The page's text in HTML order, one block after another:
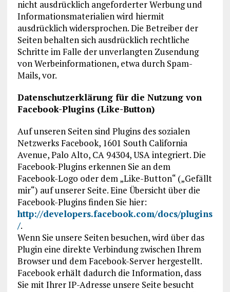
nicht ausdrücklich angeforderter Werbung und
Informationsmaterialien wird hiermit
ausdrücklich widersprochen. Die Betreiber der
Seiten behalten sich ausdrücklich rechtliche
Schritte im Falle der unverlangten Zusendung
von Werbeinformationen, etwa durch Spam-
Mails, vor.
Datenschutzerklärung für die Nutzung von
Facebook-Plugins (Like-Button)
Auf unseren Seiten sind Plugins des sozialen
Netzwerks Facebook, 1601 South California
Avenue, Palo Alto, CA 94304, USA integriert. Die
Facebook-Plugins erkennen Sie an dem
Facebook-Logo oder dem „Like-Button“ („Gefällt
mir“) auf unserer Seite. Eine Übersicht über die
Facebook-Plugins finden Sie hier:
http://developers.facebook.com/docs/plugins
/.
Wenn Sie unsere Seiten besuchen, wird über das
Plugin eine direkte Verbindung zwischen Ihrem
Browser und dem Facebook-Server hergestellt.
Facebook erhält dadurch die Information, dass
Sie mit Ihrer IP-Adresse unsere Seite besucht